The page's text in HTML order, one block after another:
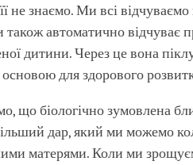
не знаємо. Ми всі
автоматично відчуває
дитини. Через це вона
для здорового
що біологічно зумовлена
дар, який ми можемо
матерями. Коли ми